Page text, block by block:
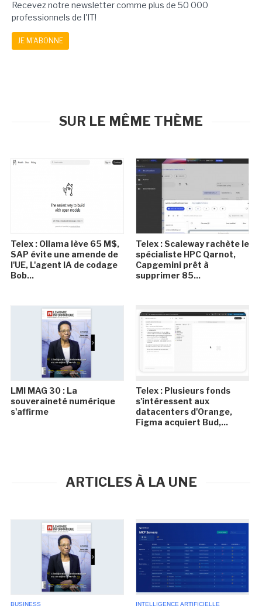
Recevez notre newsletter comme plus de 50 000
professionnels de l'IT!
JE M'ABONNE
SUR LE MÊME THÈME
Telex : Ollama lève 65 M$,
SAP évite une amende de
l'UE, L'agent IA de codage
Bob...
Telex : Scaleway rachète le
spécialiste HPC Qarnot,
Capgemini prêt à
supprimer 85...
LMI MAG 30 : La
souveraineté numérique
s'affirme
Telex : Plusieurs fonds
s'intéressent aux
datacenters d'Orange,
Figma acquiert Bud,...
ARTICLES À LA UNE
BUSINESS INTELLIGENCE ARTIFICIELLE